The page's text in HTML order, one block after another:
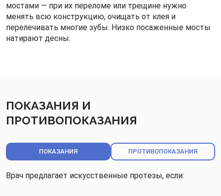
мостами — при их переломе или трещине нужно
менять всю конструкцию, очищать от клея и
перелечивать многие зубы. Низко посаженные мосты
натирают десны.
ПОКАЗАНИЯ И
ПРОТИВОПОКАЗАНИЯ
ПОКАЗАНИЯ ПРОТИВОПОКАЗАНИЯ
Врач предлагает искусственные протезы, если: